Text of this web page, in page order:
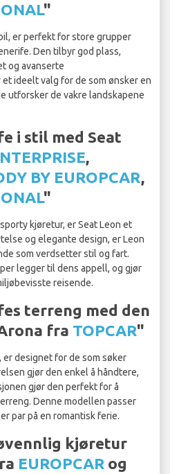
"
er perfekt for store grupper
Den tilbyr god plass,
og avanserte
ideelt valg for de som ønsker en
utforsker de vakre landskapene
i stil med Seat
,
BY EUROPCAR,
"
kjøretur, er Seat Leon et
og elegante design, er Leon
som verdsetter stil og fart.
legger til dens appell, og gjør
reisende.
terreng med den
fra TOPCAR"
er designet for de som søker
gjør den enkel å håndtere,
gjør den perfekt for å
Denne modellen passer
par på en romantisk ferie.
kjøretur
EUROPCAR og